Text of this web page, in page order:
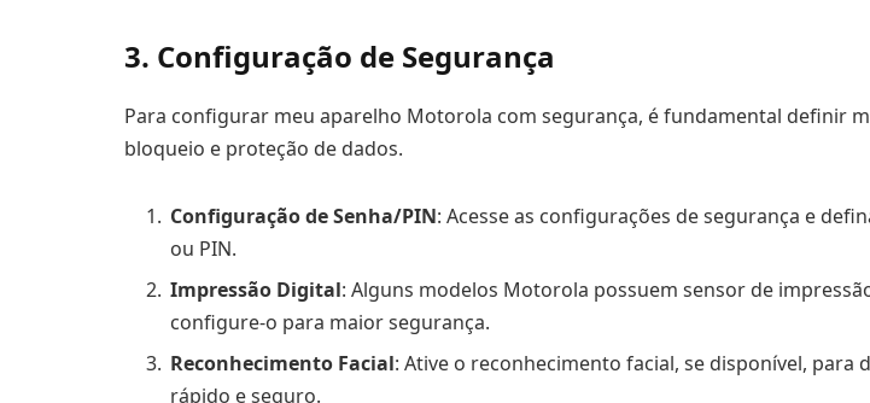
3. Configuração de Segurança
Para configurar meu aparelho Motorola com segurança, é fundamental definir
bloqueio e proteção de dados.
Configuração de Senha/PIN: Acesse as configurações de segurança e
ou PIN.
Impressão Digital: Alguns modelos Motorola possuem sensor de
configure-o para maior segurança.
Reconhecimento Facial: Ative o reconhecimento facial, se disponível, para
rápido e seguro.